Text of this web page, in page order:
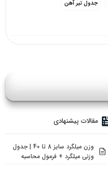
جدول تیر آهن
مقالات پیشنهادی
وزن میلگرد سایز 8 تا 40 | جدول
وزنی میلگرد + فرمول محاسبه